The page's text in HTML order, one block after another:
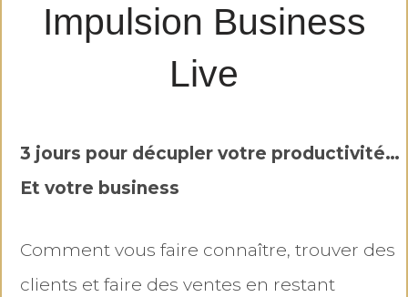
Impulsion Business
Live
3 jours pour décupler votre productivité…
Et votre business
Comment vous faire connaître, trouver des
clients et faire des ventes en restant